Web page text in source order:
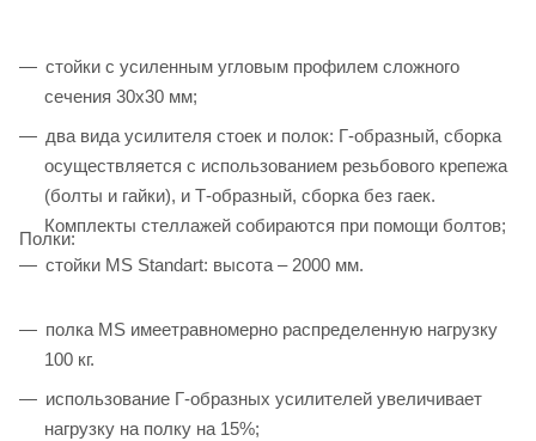
стойки с усиленным угловым профилем сложного
сечения 30х30 мм;
два вида усилителя стоек и полок: Г-образный, сборка
осуществляется с использованием резьбового крепежа
(болты и гайки), и Т-образный, сборка без гаек.
Комплекты стеллажей собираются при помощи болтов;
стойки MS Standart: высота – 2000 мм.
Полки:
полка MS имеетравномерно распределенную нагрузку
100 кг.
использование Г-образных усилителей увеличивает
нагрузку на полку на 15%;